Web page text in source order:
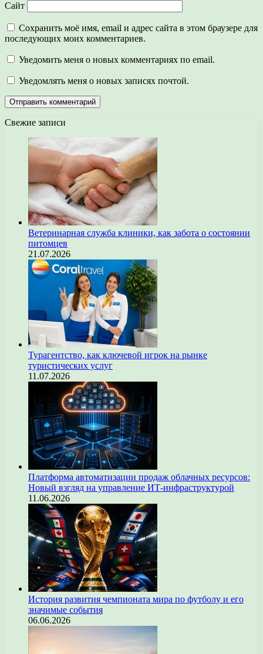
Сайт
Сохранить моё имя, email и адрес сайта в этом браузере для
последующих моих комментариев.
Уведомить меня о новых комментариях по email.
Уведомлять меня о новых записях почтой.
Свежие записи
Ветеринарная служба клиники, как забота о состоянии
питомцев
21.07.2026
Турагентство, как ключевой игрок на рынке
туристических услуг
11.07.2026
Платформа автоматизации продаж облачных ресурсов:
Новый взгляд на управление ИТ-инфраструктурой
11.06.2026
История развития чемпионата мира по футболу и его
значимые события
06.06.2026